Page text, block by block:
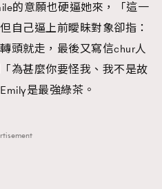
的意願也硬逼她來，「這一
自己逼上前曖昧對象卻指：
頭就走，最後又寫信chur人
為甚麼你要怪我、我不是故
是最強綠茶。